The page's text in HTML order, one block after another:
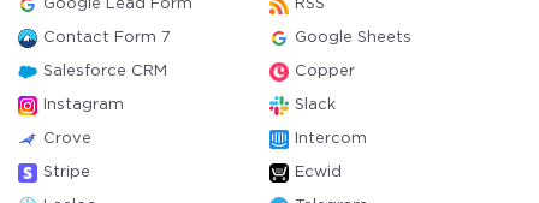
Google Lead Form RSS
Contact Form 7 Google Sheets
Salesforce CRM Copper
Instagram Slack
Crove Intercom
Stripe Ecwid